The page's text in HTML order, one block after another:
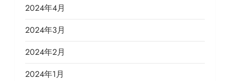
2024年4月
2024年3月
2024年2月
2024年1月